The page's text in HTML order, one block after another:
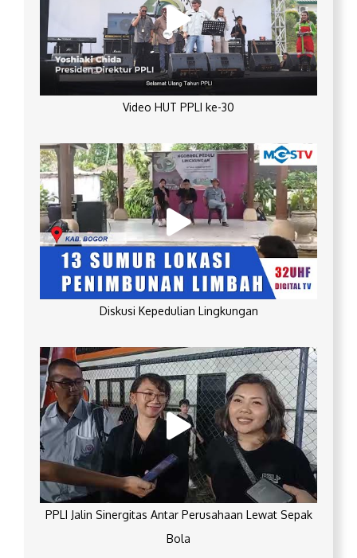
Video HUT PPLI ke-30
Diskusi Kepedulian Lingkungan
PPLI Jalin Sinergitas Antar Perusahaan Lewat Sepak
Bola